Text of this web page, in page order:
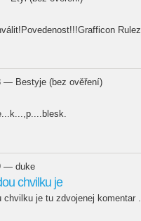
— Bestyje (bez ověření)
— duke
chvilku je
chvilku je tu zdvojenej komentar